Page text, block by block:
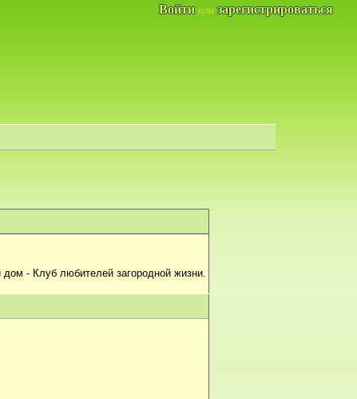
Войти или зарегистрироваться
- Клуб любителей загородной жизни.